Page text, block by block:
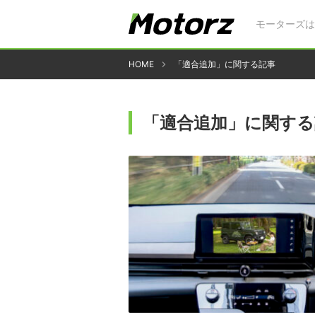
モーターズ
HOME 「適合追加」に関する記事
「適合追加」に関す